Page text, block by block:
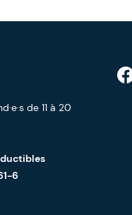
de 11 à 20
6